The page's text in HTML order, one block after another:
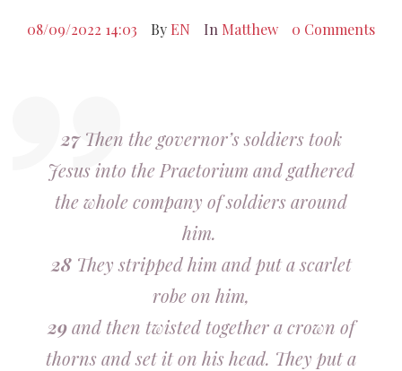
08/09/2022 14:03 By EN In Matthew 0 Comments
27 Then the governor’s soldiers took
Jesus into the Praetorium and gathered
the whole company of soldiers around
him.
28They stripped him and put a scarlet
robe on him,
29and then twisted together a crown of
thorns and set it on his head. They put a